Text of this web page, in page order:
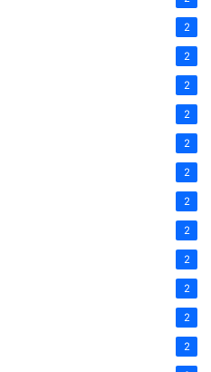
2
2
2
2
2
2
2
2
2
2
2
2